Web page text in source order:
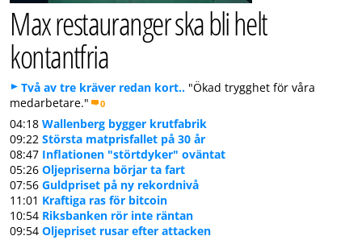
Max restauranger ska bli helt
kontantfria
Två av tre kräver redan kort.. "Ökad trygghet för våra
medarbetare."
0
04:18 Wallenberg bygger krutfabrik
09:22 Största matprisfallet på 30 år
08:47 Inflationen "störtdyker" oväntat
05:26 Oljepriserna börjar ta fart
07:56 Guldpriset på ny rekordnivå
11:01 Kraftiga ras för bitcoin
10:54 Riksbanken rör inte räntan
09:54 Oljepriset rusar efter attacken